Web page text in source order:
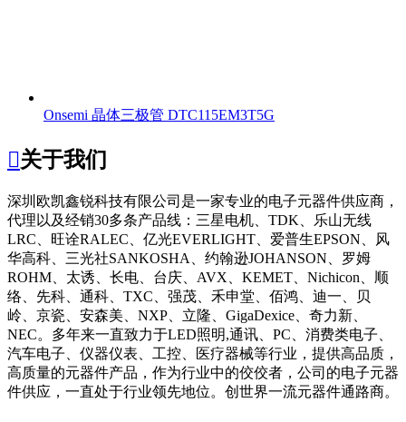
Onsemi 晶体三极管 DTC115EM3T5G
关于我们
深圳欧凯鑫锐科技有限公司 是一家专业的电子元器件供应商，
代理以及经销30多条产品线：三星电机、TDK、乐山无线
LRC、旺诠RALEC、亿光EVERLIGHT、爱普生EPSON、风
华高科、三光社SANKOSHA、约翰逊JOHANSON、罗姆
ROHM、太诱、长电、台庆、AVX、KEMET、Nichicon、顺
络、先科、通科、TXC、强茂、禾申堂、佰鸿、迪一、贝
岭、京瓷、安森美、NXP、立隆、GigaDexice、奇力新、
NEC。多年来一直致力于LED照明,通讯、PC、消费类电子、
汽车电子、仪器仪表、工控、医疗器械等行业，提供高品质，
高质量的元器件产品，作为行业中的佼佼者，公司的电子元器
件供应，一直处于行业领先地位。创世界一流元器件通路商。